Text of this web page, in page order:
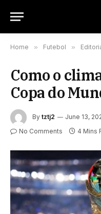
Home » Futebol »
Como o
Copa do
By tztj2 June 13,
No Comments 4 Mins